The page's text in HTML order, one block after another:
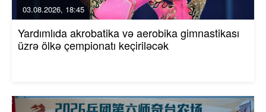
03.08.2026, 18:45
Yardımlıda akrobatika və aerobika gimnastikası
üzrə ölkə çempionatı keçiriləcək